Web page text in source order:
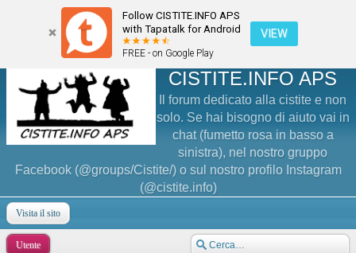
Follow CISTITE.INFO APS
with Tapatalk for Android
FREE - on Google Play
VIEW
CISTITE.INFO APS
Il forum dedicato alla cistite e non
solo. Se hai bisogno di aiuto vai in
chat (fumetto rosa in basso a
sinistra), nel nostro gruppo
Facebook (@groups/Cistite/) o sul nostro profilo Instagram
(@cistite.info)
Visita il sito
Utente